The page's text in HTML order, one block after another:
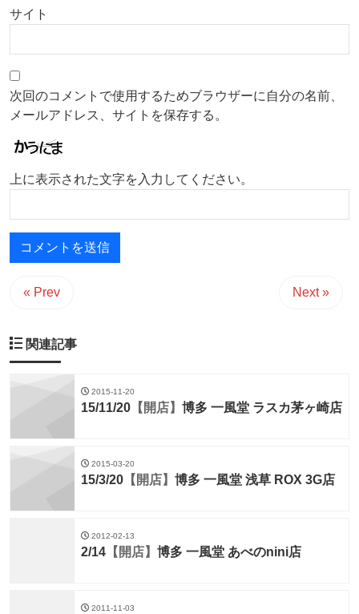
サイト
次回のコメントで使用するためブラウザーに自分の名前、
メールアドレス、サイトを保存する。
上に表示された文字を入力してください。
« Prev Next »
関連記事
2015-11-20
15/11/20 【開店】 博多 一風堂 ラスカ茅ヶ崎店
2015-03-20
15/3/20 【開店】 博多 一風堂 浅草 ROX 3G店
2012-02-13
2/14 【開店】 博多 一風堂 あべのnini店
2011-11-03